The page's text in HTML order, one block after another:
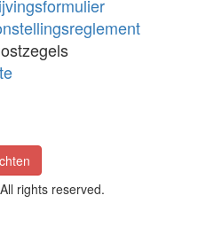
rights reserved.